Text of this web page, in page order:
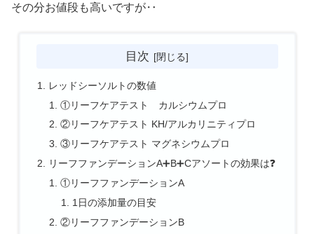
その分お値段も高いですが‥
目次
レッドシーソルトの数値
①リーフケアテスト カルシウムプロ
②リーフケアテスト KH/アルカリニティプロ
③リーフケアテスト マグネシウムプロ
リーフファンデーションA➕B➕Cアソートの効果は❓
①リーフファンデーションA
1日の添加量の目安
②リーフファンデーションB